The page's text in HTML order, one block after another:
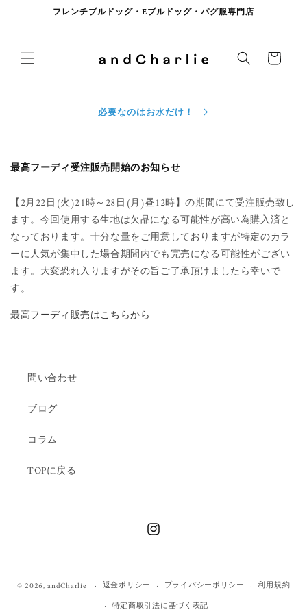
ンテンツに進むフレンチブルドッグ・Eブルドッグ・パグ服専門店
カート
必要なのはお水だけ！
最高フーディ受注販売開始のお知らせ
【2月22日(火)21時～28日(月)昼12時】の期間にて受注販売致し
ます。今回使用する生地は欠品になる可能性が高い為購入済と
なっております。十分な量をご用意しておりますが特定のカラ
ーに人気が集中した場合期間内でも完売になる可能性がござい
ます。大変恐れ入りますがその旨ご了承頂けましたら幸いで
す。
最高フーディ販売はこちらから
問い合わせ
ブログ
コラム
TOPに戻る
Instagram
© 2026,andCharlie 返金ポリシー プライバシーポリシー
利用規約
特定商取引法に基づく表記